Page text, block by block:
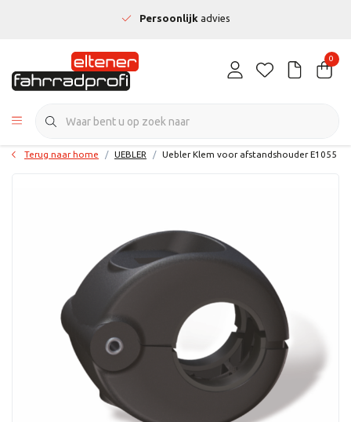
Persoonlijkadvies
0
Terug naar home UEBLER Uebler Klem voor afstandshouder E1055